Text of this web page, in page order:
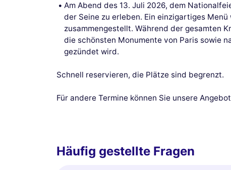
Am Abend des 13. Juli 2026, dem
der Seine zu erleben. Ein einzigartiges
zusammengestellt. Während der gesamten
die schönsten Monumente von Paris sowie
gezündet wird.
Schnell reservieren, die Plätze sind begrenzt.
Für andere Termine können Sie unsere
Häufig gestellte Fragen